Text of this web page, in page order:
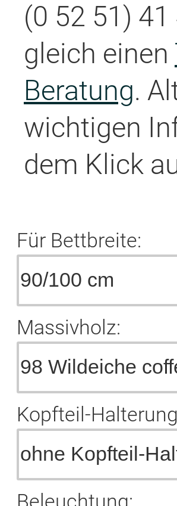
(0 52 51)
gleich einen
Beratung.
wichtigen
dem Klick
Für Bettbreite:
Massivholz:
Kopfteil-